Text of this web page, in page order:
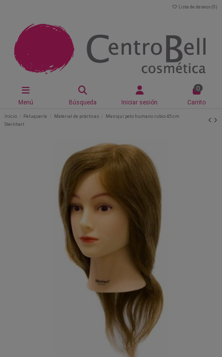
Lista de deseos (0 )
Menú Búsqueda Iniciar sesión
0
Carrito
Inicio Peluquería Material de prácticas
Maniquí pelo humano rubio 45 cm
Steinhart